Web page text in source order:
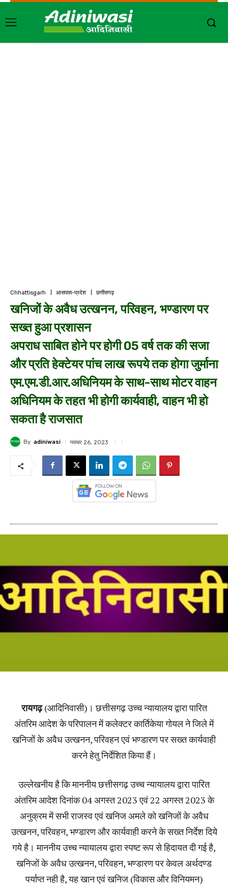
Chhattisgarh आसपास-प्रदेश छत्तीसगढ़
खनिजों के अवैध उत्खनन, परिवहन, भण्डारण पर
सख्त हुआ प्रशासन
अपराध साबित होने पर होगी 05 वर्ष तक की सजा
और प्रति हेक्टेयर पांच लाख रूपये तक होगा जुर्माना
एम.एम.डी.आर.अधिनियम के साथ-साथ मोटर वाहन
अधिनियम के तहत भी होगी कार्यवाही, वाहन भी हो
सकता है राजसात
By adiniwasi नवम्बर 26, 2023
रायगढ़(आदिनिवासी)। छत्तीसगढ़ उच्च न्यायालय द्वारा पारित
अंतरिम आदेश के परिपालन में कलेक्टर कार्तिकेया गोयल ने जिले में
खनिजों के अवैध उत्खनन, परिवहन एवं भण्डारण पर सख्त कार्यवाही
करने हेतु निर्देशित किया हैं।
उल्लेखनीय है कि माननीय छत्तीसगढ़ उच्च न्यायालय द्वारा पारित
अंतरिम आदेश दिनांक 04 अगस्त 2023 एवं 22 अगस्त 2023 के
अनुक्रम में सभी राजस्व एवं खनिज अमले को खनिजों के अवैध
उत्खनन, परिवहन, भण्डारण और कार्यवाही करने के सख्त निर्देश दिये
गये है। माननीय उच्च न्यायालय द्वारा स्पष्ट रूप से हिदायत दी गई है,
खनिजों के अवैध उत्खनन, परिवहन, भण्डारण पर केवल अर्थदण्ड
पर्याप्त नही है, यह खान एवं खनिज (विकास और विनियमन)